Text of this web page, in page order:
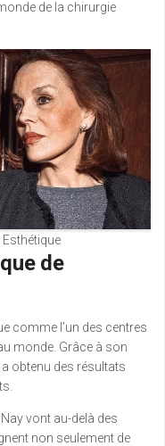
de la chirurgie
de
comme l’un des centres
monde. Grâce à son
obtenu des résultats
vont au-delà des
non seulement de